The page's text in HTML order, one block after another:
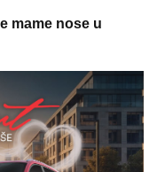
mame nose u